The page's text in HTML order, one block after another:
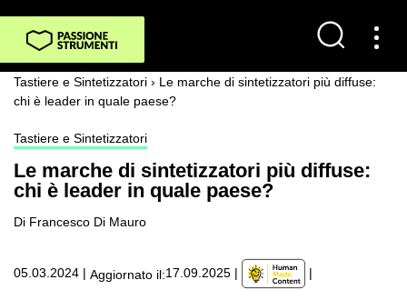
Tastiere e Sintetizzatori › Le marche di sintetizzatori più diffuse:
chi è leader in quale paese?
Tastiere e Sintetizzatori
Le marche di sintetizzatori più diffuse:
chi è leader in quale paese?
Di Francesco Di Mauro
05.03.2024 | Aggiornato il:17.09.2025 | |